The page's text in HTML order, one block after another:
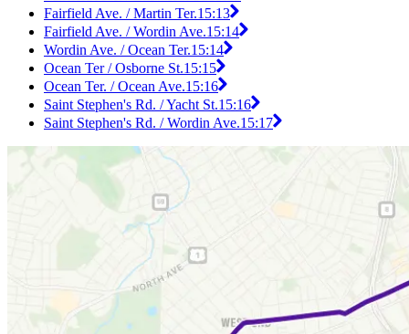
Fairfield Ave. / Martin Ter.15:13
Fairfield Ave. / Wordin Ave.15:14
Wordin Ave. / Ocean Ter.15:14
Ocean Ter / Osborne St.15:15
Ocean Ter. / Ocean Ave.15:16
Saint Stephen's Rd. / Yacht St.15:16
Saint Stephen's Rd. / Wordin Ave.15:17